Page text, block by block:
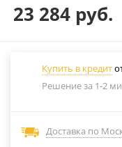
23 284 руб.
Купить в кредит
Решение за 1-2
Доставка по